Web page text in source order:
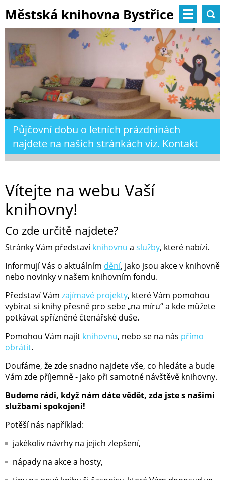
Městská knihovna Bystřice
nad Pernštejnem
Půjčovní dobu o letních prázdninách
najdete na našich stránkách viz. Kontakt
Vítejte na webu Vaší
knihovny!
Co zde určitě najdete?
Stránky Vám představíknihovnu a služby, které nabízí.
Informují Vás o aktuálním dění, jako jsou akce v knihovně
nebo novinky v našem knihovním fondu.
Představí Vám zajímavé projekty, které Vám pomohou
vybírat si knihy přesně pro sebe „na míru“ a kde můžete
potkávat spřízněné čtenářské duše.
Pomohou Vám najít knihovnu, nebo se na nás přímo
obrátit.
Doufáme, že zde snadno najdete vše, co hledáte a bude
Vám zde příjemně - jako při samotné návštěvě knihovny.
Budeme rádi, když nám dáte vědět, zda jste s našimi
službami spokojeni!
Potěší nás například:
jakékoliv návrhy na jejich zlepšení,
nápady na akce a hosty,